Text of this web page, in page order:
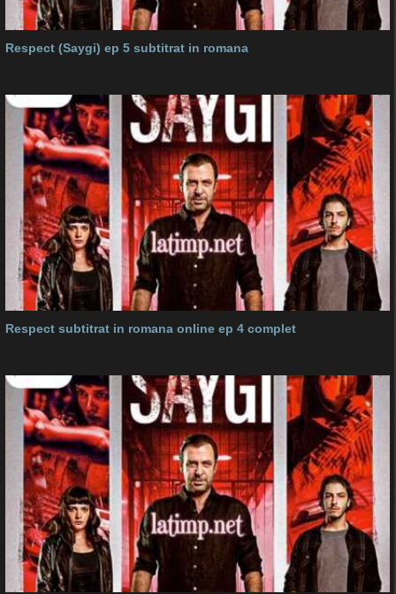
Respect (Saygi) ep 5 subtitrat in romana
Respect subtitrat in romana online ep 4 complet